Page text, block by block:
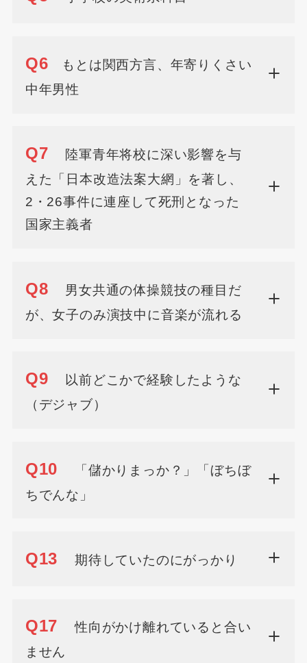
Q6 もとは関西方言、年寄りくさい
中年男性
Q7
陸軍青年将校に深い影響を与
えた「日本改造法案大網」を著し、
2・26事件に連座して死刑となった
国家主義者
Q8
男女共通の体操競技の種目だ
が、女子のみ演技中に音楽が流れる
Q9
以前どこかで経験したような
（デジャブ）
Q10
「儲かりまっか？」「ぼちぼ
ちでんな」
Q13 期待していたのにがっかり
Q17
性向がかけ離れていると合い
ません